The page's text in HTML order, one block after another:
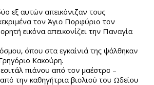
εξ αυτών απεικόνιζαν τους
τον Άγιο Πορφύριο τον
εικόνα απεικονίζει την Παναγία
όπου στα εγκαίνιά της ψάλθηκαν
Κακούρη.
πιάνου από τον μαέστρο –
την καθηγήτρια βιολιού του Ωδείου